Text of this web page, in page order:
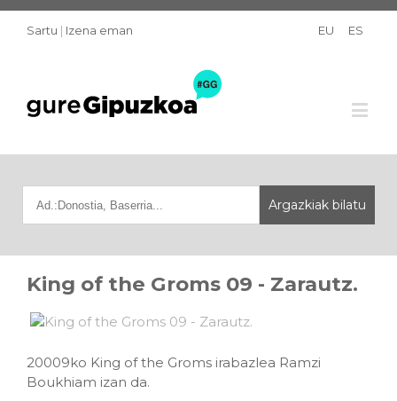
Sartu | Izena eman EU ES
King of the Groms 09 - Zarautz.
20009ko King of the Groms irabazlea Ramzi
Boukhiam izan da.